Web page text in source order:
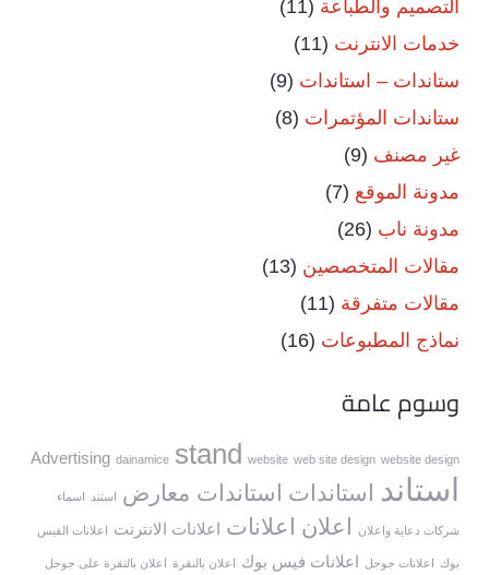
التصميم والطباعة (11)
خدمات الانترنت (11)
ستاندات – استاندات (9)
ستاندات المؤتمرات (8)
غير مصنف (9)
مدونة الموقع (7)
مدونة ناب (26)
مقالات المتخصصين (13)
مقالات متفرقة (11)
نماذج المطبوعات (16)
وسوم عامة
Advertising dainamice stand website web site design website design
استاند استاندات استاندات معارض استند اسماء
شركات دعاية واعلان اعلان اعلانات اعلانات الانترنت اعلانات الفيس
بوك اعلانات جوجل اعلانات فيس بوك اعلان بالنقرة اعلان بالنقرة على جوجل